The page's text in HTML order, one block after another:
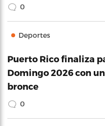
0
Deportes
Puerto Rico finaliza
Domingo 2026 con
bronce
0